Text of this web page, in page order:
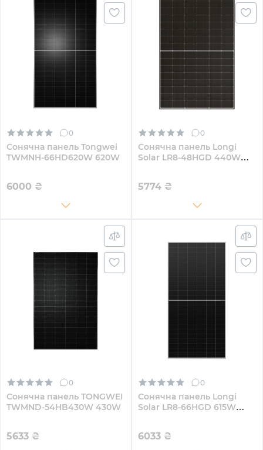
0
Сонячна панель Tongwei
TWMNH-66HD620W 620W
6000 ₴
0
Сонячна панель Longi
Solar LR8-48HGD 440W
5774 ₴
0
Сонячна панель TONGWEI
TWMND-54HB430W 430W
5633 ₴
0
Сонячна панель Longi
Solar LR8-66HGD 615W
6033 ₴